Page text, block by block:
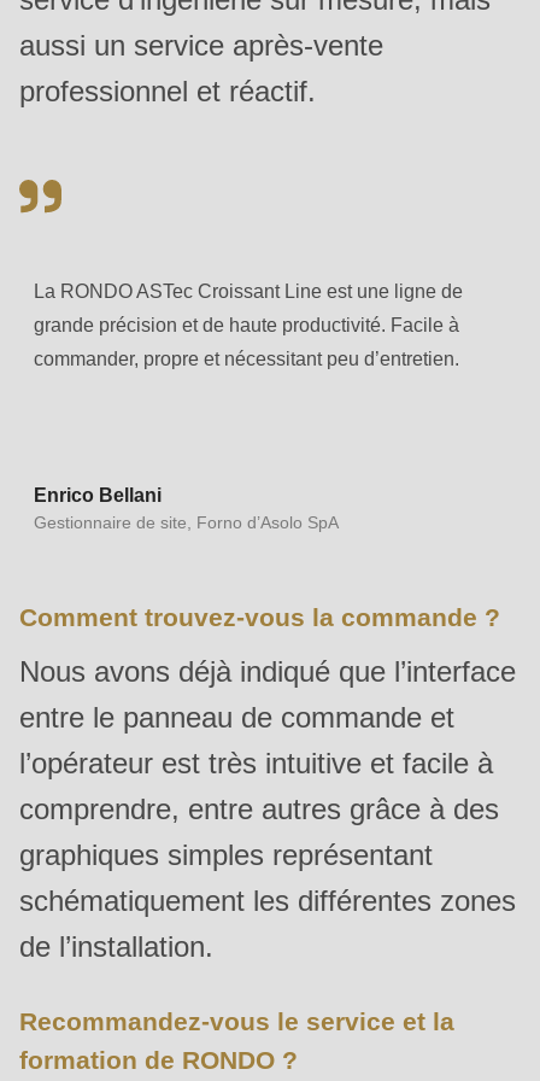
of
modules/custom/rondo_contact/src/ContactService.php
aussi un service après-vente
professionnel et réactif.
La RONDO ASTec Croissant Line est une ligne de
grande précision et de haute productivité. Facile à
commander, propre et nécessitant peu d’entretien.
Enrico Bellani
Gestionnaire de site, Forno d’Asolo SpA
Comment trouvez-vous la commande ?
Nous avons déjà indiqué que l’interface
entre le panneau de commande et
l’opérateur est très intuitive et facile à
comprendre, entre autres grâce à des
graphiques simples représentant
schématiquement les différentes zones
de l’installation.
Recommandez-vous le service et la
formation de RONDO ?